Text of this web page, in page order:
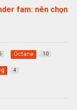
fam: nên chọn
Octane 10
4